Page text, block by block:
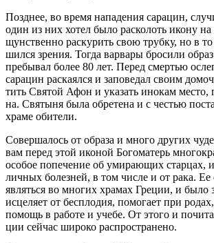
Позд­нее, во вре­мя на­па­де­ния са­ра­цин,
один из них хо­тел бы­ло рас­ко­лоть ико­ну
щун­ствен­но рас­ку­рить свою труб­ку, но в
шил­ся зре­ния. То­гда вар­ва­ры бро­си­ли
пре­бы­вал бо­лее 80 лет. Пе­ред смер­тью
са­ра­цин рас­ка­ял­ся и за­по­ве­дал сво­им
тить Свя­той Афон и ука­зать ино­кам ме­сто,
на. Свя­ты­ня бы­ла об­ре­те­на и с че­стью
хра­ме оби­те­ли.
Со­вер­ша­лось от об­ра­за и мно­го дру­гих
вам пе­ред этой ико­ной Бо­го­ма­терь
осо­бое по­пе­че­ние об уми­ра­ю­щих стар­цах,
лич­ных бо­лез­ней, в том чис­ле и от ра­ка.
яв­лять­ся во мно­гих хра­мах Гре­ции, и бы­ло
ис­це­ля­ет от бес­пло­дия, по­мо­га­ет при
по­мощь в ра­бо­те и уче­бе. От это­го и
ции сей­час ши­ро­ко рас­про­стра­не­но.